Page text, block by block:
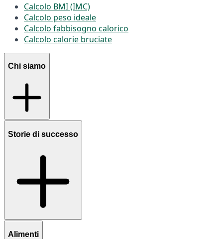
Calcolo BMI (IMC)
Calcolo peso ideale
Calcolo fabbisogno calorico
Calcolo calorie bruciate
Chi siamo
Storie di successo
Alimenti